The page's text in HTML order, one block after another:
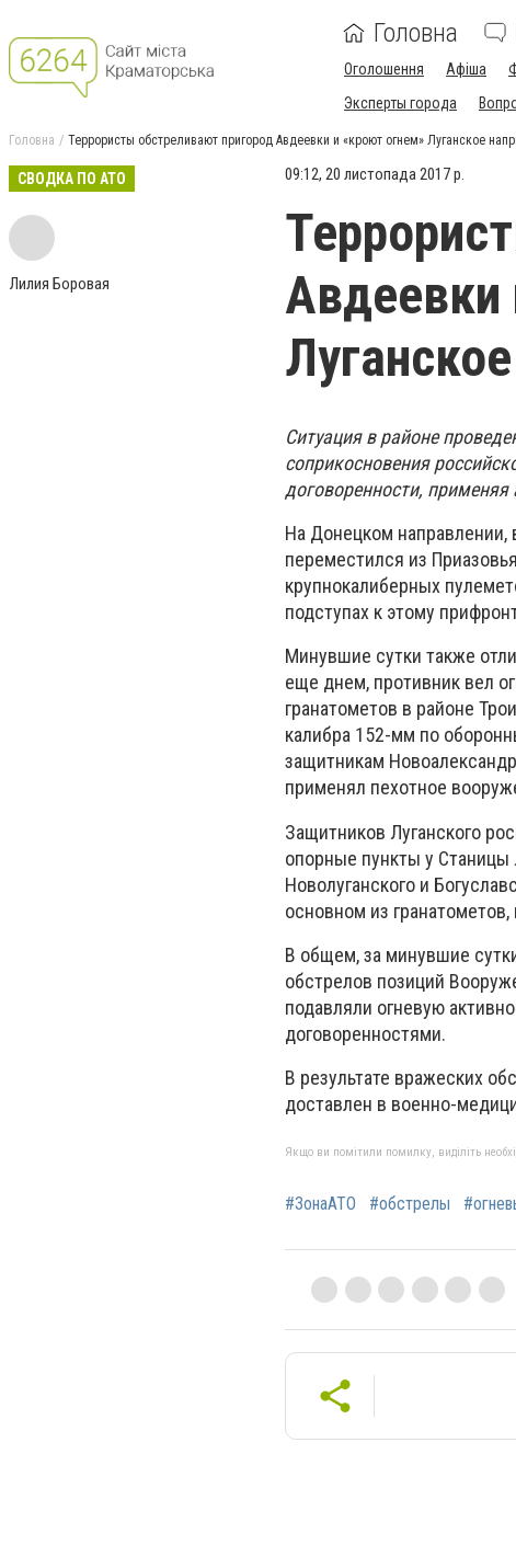
Головна
Оголошення Афіша
Эксперты города
Головна Террористы обстреливают пригород Авдеевки и «кроют огнем» Луганское
СВОДКА ПО АТО
Лилия Боровая
09:12, 20 листопада 2017 р.
Авдеевки
Ситуация в районе
соприкосновения
договоренности,
На Донецком направлении,
переместился из
крупнокалиберных
подступах к этому
Минувшие сутки также
еще днем, противник вел
гранатометов в районе
калибра 152-мм по
защитникам
применял пехотное
Защитников Луганского
опорные пункты у Станицы
Новолуганского и
основном из
В общем, за минувшие
обстрелов позиций
подавляли огневую
договоренностями.
В результате вражеских
доставлен в военно-
Якщо ви помітили помилку, виділіть
#ЗонаАТО #обстрелы